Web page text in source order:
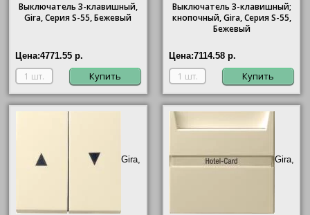
Выключатель 3-клавишный,
Gira, Серия S-55, Бежевый
Цена:4771.55 р.
Купить
Выключатель 3-клавишный;
кнопочный,Gira, Серия S-55,
Бежевый
Цена:7114.58 р.
Купить
Gira, Gira,